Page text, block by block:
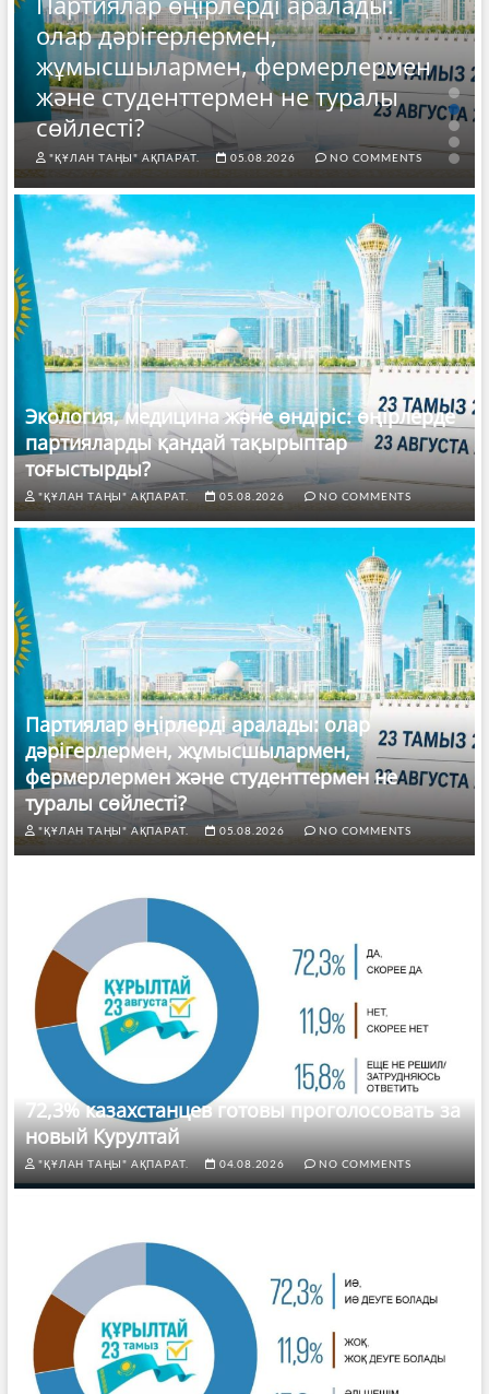
олар дәрігерлермен,
жұмысшылармен, фермерлермен
және студенттермен не туралы
сөйлесті?
"ҚҰЛАН ТАҢЫ" АҚПАРАТ. 05.08.2026 NO COMMENTS
Экология, медицина және өндіріс: өңірлерде
партияларды қандай тақырыптар
тоғыстырды?
"ҚҰЛАН ТАҢЫ" АҚПАРАТ. 05.08.2026 NO COMMENTS
Партиялар өңірлерді аралады: олар
дәрігерлермен, жұмысшылармен,
фермерлермен және студенттермен не
туралы сөйлесті?
"ҚҰЛАН ТАҢЫ" АҚПАРАТ. 05.08.2026 NO COMMENTS
72,3% казахстанцев готовы проголосовать за
новый Курултай
"ҚҰЛАН ТАҢЫ" АҚПАРАТ. 04.08.2026 NO COMMENTS